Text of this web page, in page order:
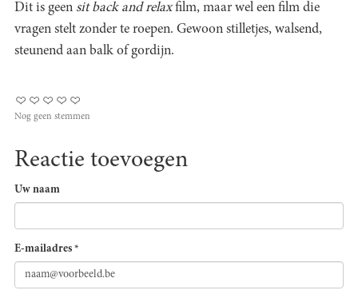
Dit is geen sit back and relaxfilm, maar wel een film die
vragen stelt zonder te roepen. Gewoon stilletjes, walsend,
steunend aan balk of gordijn.
Nog geen stemmen
Reactie toevoegen
Uw naam
E-mailadres *